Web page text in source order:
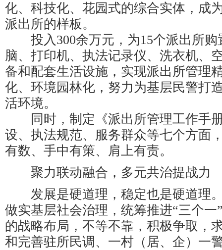
化、科技化、花园式的综合实体，成
派出所的样板。
投入300余万元，为15个派出所购
脑、打印机、执法记录仪、洗衣机、
备和配套生活设施，实现派出所管理
化、环境园林化，努力为基层民警打
活环境。
同时，制定《派出所管理工作手
设、执法规范、服务群众等七个方面
有数、手中有策、肩上有责。
聚力联动融合，多元共治提战力
发展是硬道理，稳定也是硬道理
做实基层社会治理，统筹推进“三个一
的战略布局，不等不靠，积极争取，
和完善驻所民调、一村（居、企）一